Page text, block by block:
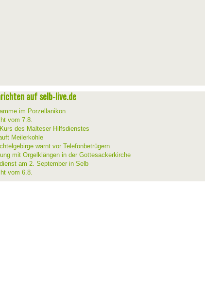
auf selb-live.de
im Porzellanikon
vom 7.8.
des Malteser Hilfsdienstes
Meilerkohle
warnt vor Telefonbetrügern
mit Orgelklängen in der Gottesackerkirche
am 2. September in Selb
vom 6.8.